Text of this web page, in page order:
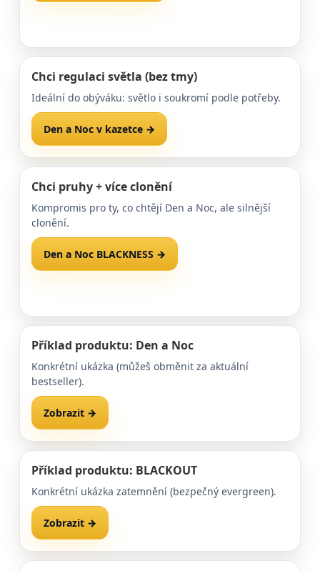
Chci regulaci světla (bez tmy)
Ideální do obýváku: světlo i soukromí podle potřeby.
Den a Noc v kazetce →
Chci pruhy + více clonění
Kompromis pro ty, co chtějí Den a Noc, ale silnější
clonění.
Den a Noc BLACKNESS →
Příklad produktu: Den a Noc
Konkrétní ukázka (můžeš obměnit za aktuální
bestseller).
Zobrazit →
Příklad produktu: BLACKOUT
Konkrétní ukázka zatemnění (bezpečný evergreen).
Zobrazit →